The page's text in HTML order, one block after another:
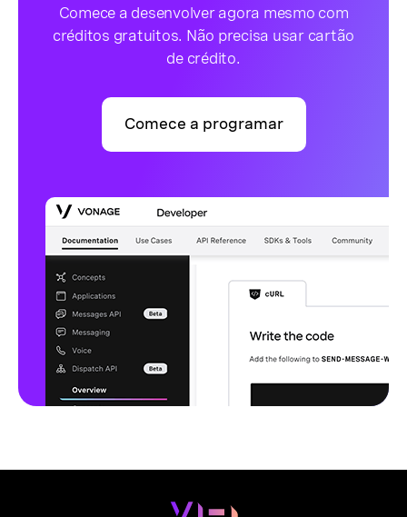
Comece a desenvolver agora mesmo com
créditos gratuitos. Não precisa usar cartão
de crédito.
Comece a programar